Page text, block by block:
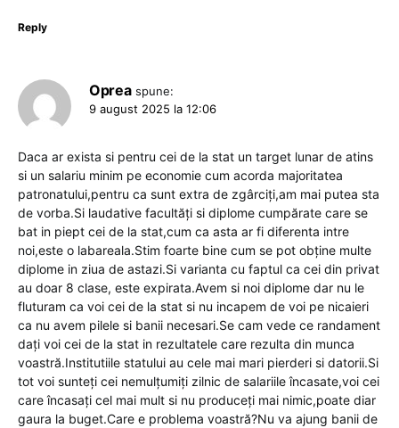
Reply
Oprea spune:
9 august 2025 la 12:06
Daca ar exista si pentru cei de la stat un target lunar de atins
si un salariu minim pe economie cum acorda majoritatea
patronatului,pentru ca sunt extra de zgârciți,am mai putea sta
de vorba.Si laudative facultăți si diplome cumpărate care se
bat in piept cei de la stat,cum ca asta ar fi diferenta intre
noi,este o labareala.Stim foarte bine cum se pot obține multe
diplome in ziua de astazi.Si varianta cu faptul ca cei din privat
au doar 8 clase, este expirata.Avem si noi diplome dar nu le
fluturam ca voi cei de la stat si nu incapem de voi pe nicaieri
ca nu avem pilele si banii necesari.Se cam vede ce randament
dați voi cei de la stat in rezultatele care rezulta din munca
voastră.Institutiile statului au cele mai mari pierderi si datorii.Si
tot voi sunteți cei nemulțumiți zilnic de salariile încasate,voi cei
care încasați cel mai mult si nu produceți mai nimic,poate diar
gaura la buget.Care e problema voastră?Nu va ajung banii de